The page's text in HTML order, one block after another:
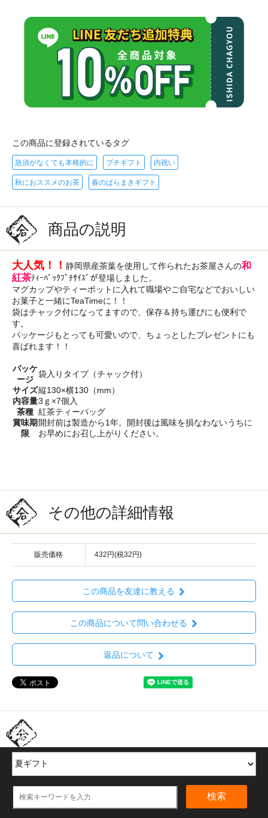
この商品に登録されているタグ
急須がなくても本格的に プチギフト 内祝い
秋におススメのお茶 春のばらまきギフト
商品の説明
大人気！！ 静岡県産茶葉を使用して作られたお茶屋さんの和
紅茶ﾃｨｰﾊﾞｯｸﾌﾟﾁｻｲｽﾞが登場しました。
マグカップやティーポットに入れて職場やご自宅などでおいしい
お菓子と一緒にTeaTimeに！！
袋はチャック付になってますので、保存＆持ち運びにも便利で
す。
パッケージもとっても可愛いので、ちょっとしたプレゼントにも
喜ばれます！！
パッケ
ージ
袋入りタイプ（チャック付）
サイズ縦130×横130（mm）
内容量3ｇ×7個入
茶種 紅茶ティーバッグ
賞味期
限
開封前は製造から1年。開封後は風味を損なわないうちに
お早めにお召し上がりください。
その他の詳細情報
販売価格 432円(税32円)
この商品を友達に教える
この商品について問い合わせる
返品について
ほかの商品を探す
検索